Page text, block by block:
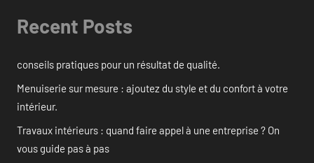
Recent Posts
conseils pratiques pour un résultat de qualité.
Menuiserie sur mesure : ajoutez du style et du confort à votre
intérieur.
Travaux intérieurs : quand faire appel à une entreprise ? On
vous guide pas à pas